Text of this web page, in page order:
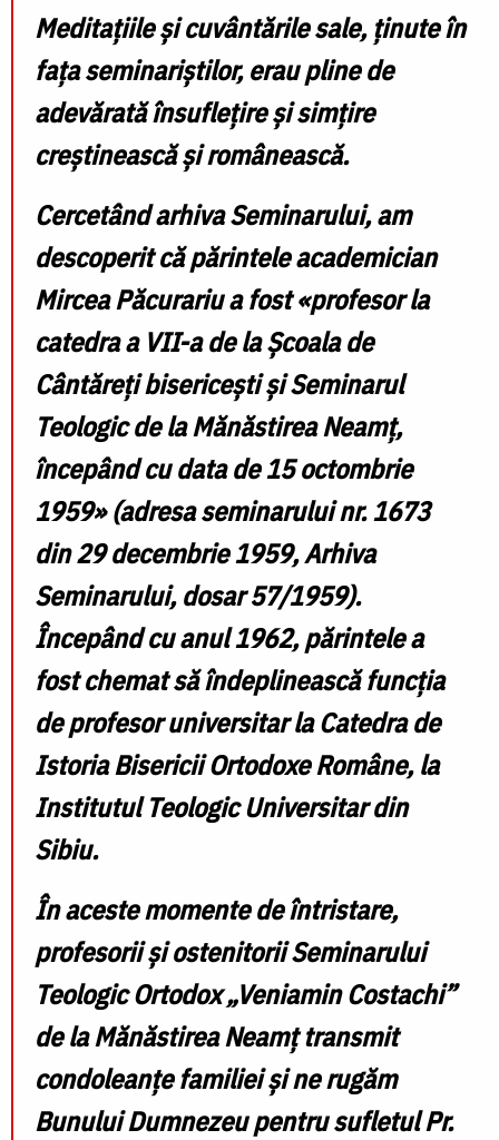
Meditațiile și cuvântările sale, ținute în
fața seminariștilor, erau pline de
adevărată însuflețire și simțire
creștinească și românească.
Cercetând arhiva Seminarului, am
descoperit că părintele academician
Mircea Păcurariu a fost «profesor la
catedra a VII-a de la Școala de
Cântăreți bisericești și Seminarul
Teologic de la Mănăstirea Neamț,
începând cu data de 15 octombrie
1959» (adresa seminarului nr. 1673
din 29 decembrie 1959, Arhiva
Seminarului, dosar 57/1959).
Începând cu anul 1962, părintele a
fost chemat să îndeplinească funcția
de profesor universitar la Catedra de
Istoria Bisericii Ortodoxe Române, la
Institutul Teologic Universitar din
Sibiu.
În aceste momente de întristare,
profesorii și ostenitorii Seminarului
Teologic Ortodox „Veniamin Costachi”
de la Mănăstirea Neamț transmit
condoleanțe familiei și ne rugăm
Bunului Dumnezeu pentru sufletul Pr.